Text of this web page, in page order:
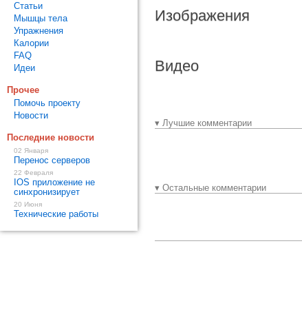
Изображения
Видео
▾ Лучшие комментарии
▾ Остальные комментарии
Статьи
Мышцы тела
Упражнения
Калории
FAQ
Идеи
Прочее
Помочь проекту
Новости
Последние новости
02 Января
Перенос серверов
22 Февраля
IOS приложение не
синхронизирует
20 Июня
Технические работы